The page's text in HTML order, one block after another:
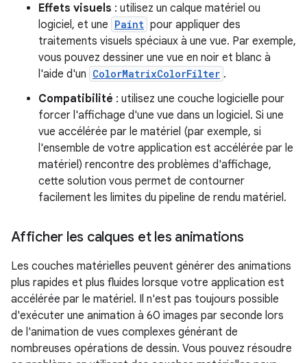
Effets visuels : utilisez un calque matériel ou
logiciel, et une Paint pour appliquer des
traitements visuels spéciaux à une vue. Par exemple,
vous pouvez dessiner une vue en noir et blanc à
l'aide d'un ColorMatrixColorFilter .
Compatibilité : utilisez une couche logicielle pour
forcer l'affichage d'une vue dans un logiciel. Si une
vue accélérée par le matériel (par exemple, si
l'ensemble de votre application est accélérée par le
matériel) rencontre des problèmes d'affichage,
cette solution vous permet de contourner
facilement les limites du pipeline de rendu matériel.
Afficher les calques et les animations
Les couches matérielles peuvent générer des animations
plus rapides et plus fluides lorsque votre application est
accélérée par le matériel. Il n'est pas toujours possible
d'exécuter une animation à 60 images par seconde lors
de l'animation de vues complexes générant de
nombreuses opérations de dessin. Vous pouvez résoudre